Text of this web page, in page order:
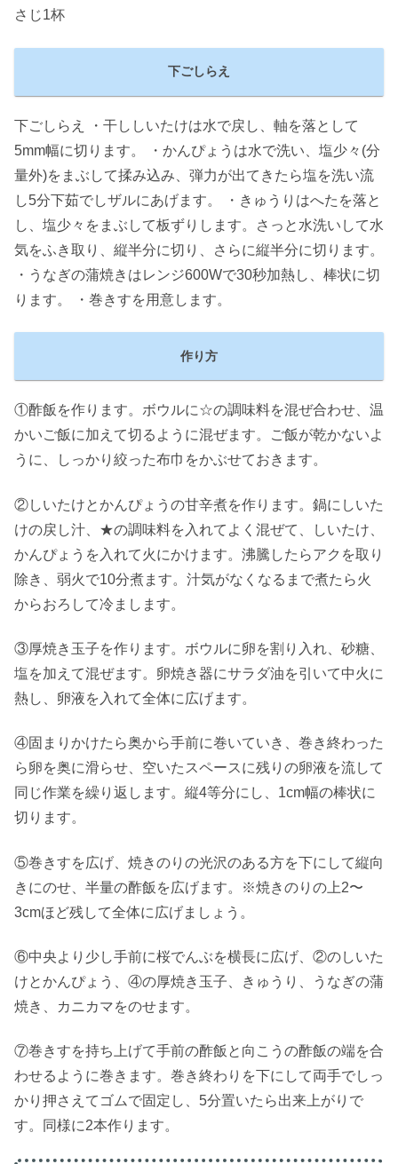
さじ1杯
下ごしらえ
下ごしらえ ・干ししいたけは水で戻し、軸を落として
5mm幅に切ります。 ・かんぴょうは水で洗い、塩少々(分
量外)をまぶして揉み込み、弾力が出てきたら塩を洗い流
し5分下茹でしザルにあげます。 ・きゅうりはへたを落と
し、塩少々をまぶして板ずりします。さっと水洗いして水
気をふき取り、縦半分に切り、さらに縦半分に切ります。
・うなぎの蒲焼きはレンジ600Wで30秒加熱し、棒状に切
ります。 ・巻きすを用意します。
作り方
①酢飯を作ります。ボウルに☆の調味料を混ぜ合わせ、温
かいご飯に加えて切るように混ぜます。ご飯が乾かないよ
うに、しっかり絞った布巾をかぶせておきます。
②しいたけとかんぴょうの甘辛煮を作ります。鍋にしいた
けの戻し汁、★の調味料を入れてよく混ぜて、しいたけ、
かんぴょうを入れて火にかけます。沸騰したらアクを取り
除き、弱火で10分煮ます。汁気がなくなるまで煮たら火
からおろして冷まします。
③厚焼き玉子を作ります。ボウルに卵を割り入れ、砂糖、
塩を加えて混ぜます。卵焼き器にサラダ油を引いて中火に
熱し、卵液を入れて全体に広げます。
④固まりかけたら奥から手前に巻いていき、巻き終わった
ら卵を奥に滑らせ、空いたスペースに残りの卵液を流して
同じ作業を繰り返します。縦4等分にし、1cm幅の棒状に
切ります。
⑤巻きすを広げ、焼きのりの光沢のある方を下にして縦向
きにのせ、半量の酢飯を広げます。※焼きのりの上2〜
3cmほど残して全体に広げましょう。
⑥中央より少し手前に桜でんぶを横長に広げ、②のしいた
けとかんぴょう、④の厚焼き玉子、きゅうり、うなぎの蒲
焼き、カニカマをのせます。
⑦巻きすを持ち上げて手前の酢飯と向こうの酢飯の端を合
わせるように巻きます。巻き終わりを下にして両手でしっ
かり押さえてゴムで固定し、5分置いたら出来上がりで
す。同様に2本作ります。